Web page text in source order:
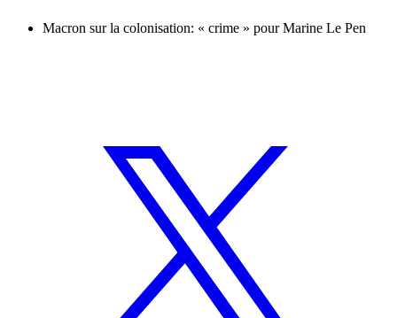
Macron sur la colonisation: « crime » pour Marine Le Pen